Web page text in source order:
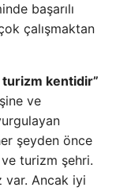
başarılı
çalışmaktan
kentidir”
ve
şeyden önce
turizm şehri.
var. Ancak iyi